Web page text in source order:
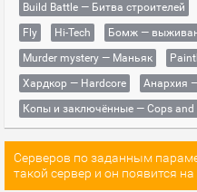
Build Battle — Битва строителей
Fly
Hi-Tech
Бомж —
Murder mystery — Маньяк
Хардкор — Hardcore
Анархия
Копы и заключённые — Cops and
Серверов по заданным
такой сервер и он появится на